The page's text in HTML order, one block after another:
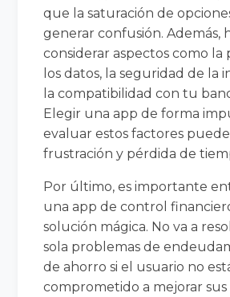
que la saturación de
generar confusión. Además,
considerar aspectos como la
los datos, la seguridad de la
la compatibilidad con tu
Elegir una app de forma
evaluar estos factores
frustración y pérdida de
Por último, es importante
una app de control
solución mágica. No va a
sola problemas de
de ahorro si el usuario no
comprometido a mejorar sus